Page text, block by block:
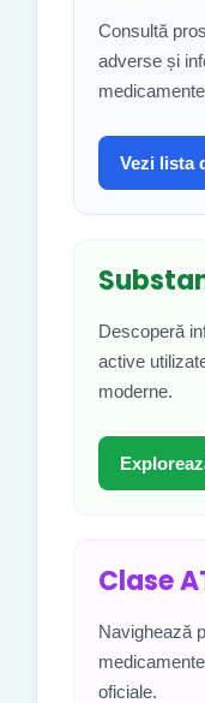
Consultă
adverse și
Vezi lista
Descoperă
active
moderne.
Clase
Navighează
oficiale.